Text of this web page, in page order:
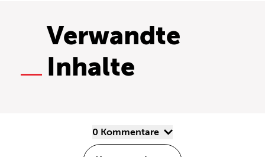
Verwandte
Inhalte
0 Kommentare